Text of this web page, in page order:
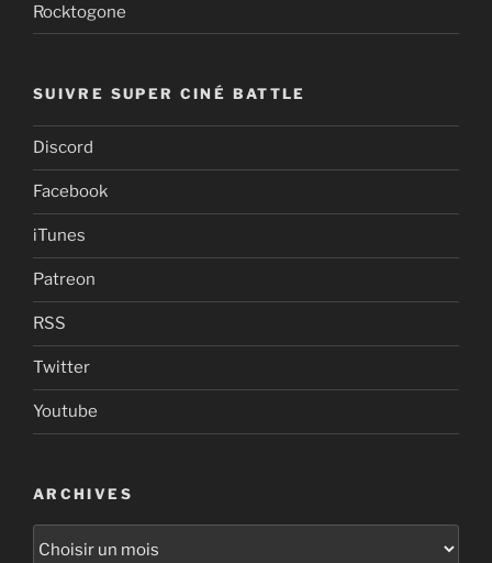
Rocktogone
SUIVRE SUPER CINÉ BATTLE
Discord
Facebook
iTunes
Patreon
RSS
Twitter
Youtube
ARCHIVES